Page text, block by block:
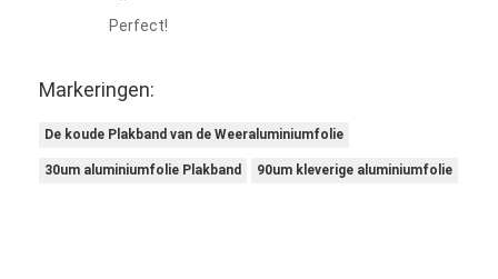
Perfect!
Markeringen:
De koude Plakband van de Weeraluminiumfolie
30um aluminiumfolie Plakband 90um kleverige aluminiumfolie